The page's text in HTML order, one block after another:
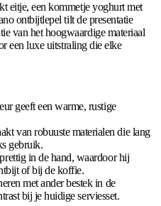
eitje, een kommetje yoghurt met
ontbijtlepel tilt de presentatie
van het hoogwaardige materiaal
een luxe uitstraling die elke
geeft een warme, rustige
van robuuste materialen die lang
gebruik.
in de hand, waardoor hij
of bij de koffie.
met ander bestek in de
bij je huidige serviesset.